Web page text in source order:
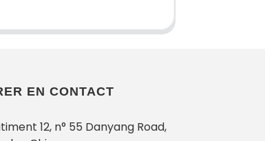
EN CONTACT
12, n° 55 Danyang Road,